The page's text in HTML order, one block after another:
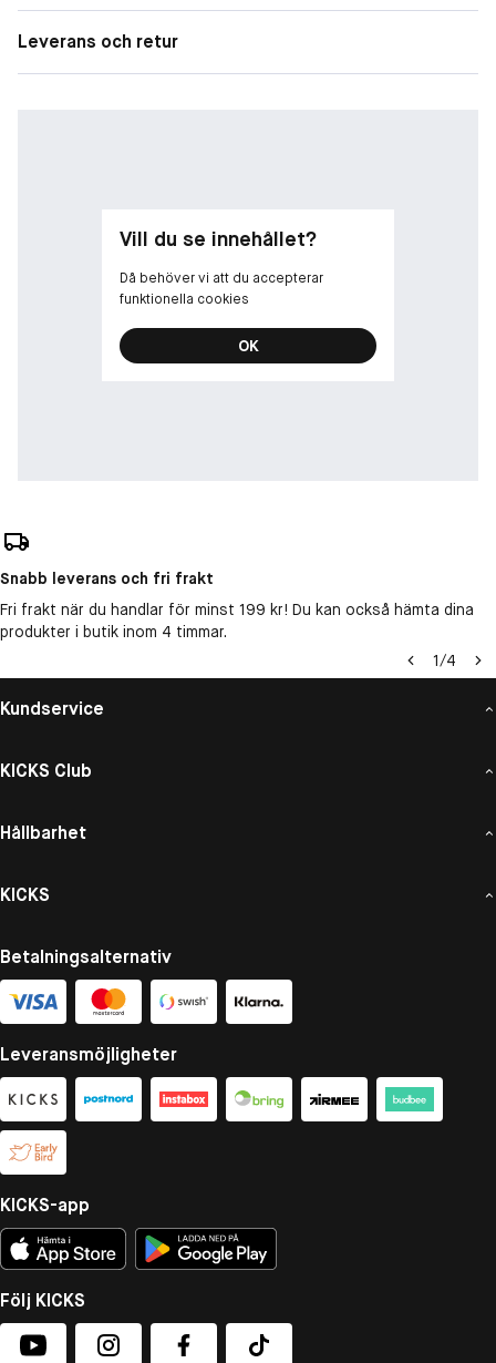
Leverans och retur
Vill du se innehållet?
Då behöver vi att du accepterar
funktionella cookies
OK
Snabb leverans och fri frakt
Fri frakt när du handlar för minst 199 kr! Du kan också hämta dina
produkter i butik inom 4 timmar.
1/4
Kundservice
KICKS Club
Hållbarhet
KICKS
Betalningsalternativ
Leveransmöjligheter
KICKS-app
Följ KICKS